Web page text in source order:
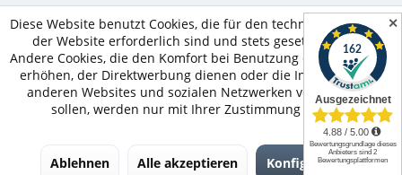
Diese Website benutzt Cookies, die für den technischen Betrieb
der Website erforderlich sind und stets gesetzt werden.
Andere Cookies, die den Komfort bei Benutzung dieser Website
erhöhen, der Direktwerbung dienen oder die Interaktion mit
anderen Websites und sozialen Netzwerken vereinfachen
sollen, werden nur mit Ihrer Zustimmung gesetzt.
Ablehnen Alle akzeptieren Konfigurieren
✕